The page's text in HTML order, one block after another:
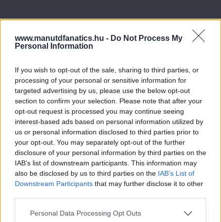
www.manutdfanatics.hu - Do Not Process My
Personal Information
If you wish to opt-out of the sale, sharing to third parties, or
processing of your personal or sensitive information for
targeted advertising by us, please use the below opt-out
section to confirm your selection. Please note that after your
opt-out request is processed you may continue seeing
interest-based ads based on personal information utilized by
us or personal information disclosed to third parties prior to
your opt-out. You may separately opt-out of the further
disclosure of your personal information by third parties on the
IAB’s list of downstream participants. This information may
also be disclosed by us to third parties on the IAB’s List of
Downstream Participants that may further disclose it to other
Please note that this website/app uses one or more Google
Personal Data Processing Opt Outs